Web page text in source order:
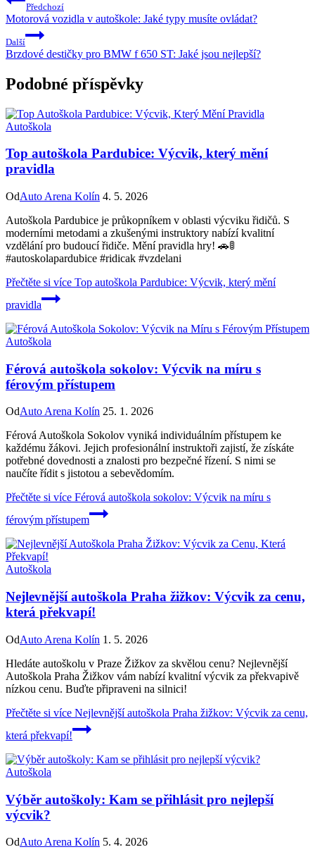
Předchozí
Motorová vozidla v autoškole: Jaké typy musíte ovládat?
Další
Brzdové destičky pro BMW f 650 ST: Jaké jsou nejlepší?
Podobné příspěvky
Autoškola
Top autoškola Pardubice: Výcvik, který mění
pravidla
OdAuto Arena Kolín 4. 5. 2026
Autoškola Pardubice je průkopníkem v oblasti výcviku řidičů. S
moderními metodami a zkušenými instruktory nabízí kvalitní
vzdělání pro budoucí řidiče. Mění pravidla hry! 🚗🚦
#autoskolapardubice #ridicak #vzdelani
Přečtěte si více Top autoškola Pardubice: Výcvik, který mění
pravidla
Autoškola
Férová autoškola sokolov: Výcvik na míru s
férovým přístupem
OdAuto Arena Kolín 25. 1. 2026
Férová Autoškola Sokolov vyniká individuálním přístupem ke
každému žákovi. Jejich profesionální instruktoři zajistí, že získáte
potřebné dovednosti a znalosti pro bezpečné řízení. S nimi se
naučíte řídit s jistotou a sebevědomím.
Přečtěte si více Férová autoškola sokolov: Výcvik na míru s
férovým přístupem
Autoškola
Nejlevnější autoškola Praha žižkov: Výcvik za cenu,
která překvapí!
OdAuto Arena Kolín 1. 5. 2026
Hledáte autoškolu v Praze Žižkov za skvělou cenu? Nejlevnější
Autoškola Praha Žižkov vám nabízí kvalitní výcvik za překvapivě
nízkou cenu. Buďte připraveni na silnici!
Přečtěte si více Nejlevnější autoškola Praha žižkov: Výcvik za cenu,
která překvapí!
Autoškola
Výběr autoškoly: Kam se přihlásit pro nejlepší
výcvik?
OdAuto Arena Kolín 5. 4. 2026